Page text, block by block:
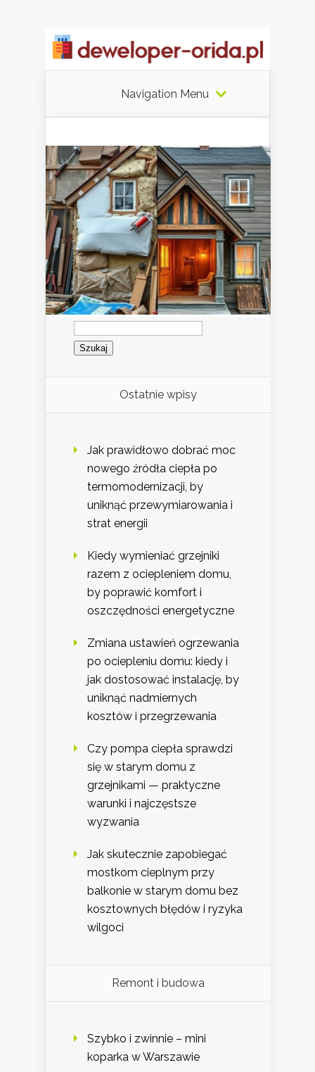
Navigation Menu
Szukaj:
Ostatnie wpisy
Jak prawidłowo dobrać moc
nowego źródła ciepła po
termomodernizacji, by
uniknąć przewymiarowania i
strat energii
Kiedy wymieniać grzejniki
razem z ociepleniem domu,
by poprawić komfort i
oszczędności energetyczne
Zmiana ustawień ogrzewania
po ociepleniu domu: kiedy i
jak dostosować instalację, by
uniknąć nadmiernych
kosztów i przegrzewania
Czy pompa ciepła sprawdzi
się w starym domu z
grzejnikami — praktyczne
warunki i najczęstsze
wyzwania
Jak skutecznie zapobiegać
mostkom cieplnym przy
balkonie w starym domu bez
kosztownych błędów i ryzyka
wilgoci
Remont i budowa
Szybko i zwinnie – mini
koparka w Warszawie